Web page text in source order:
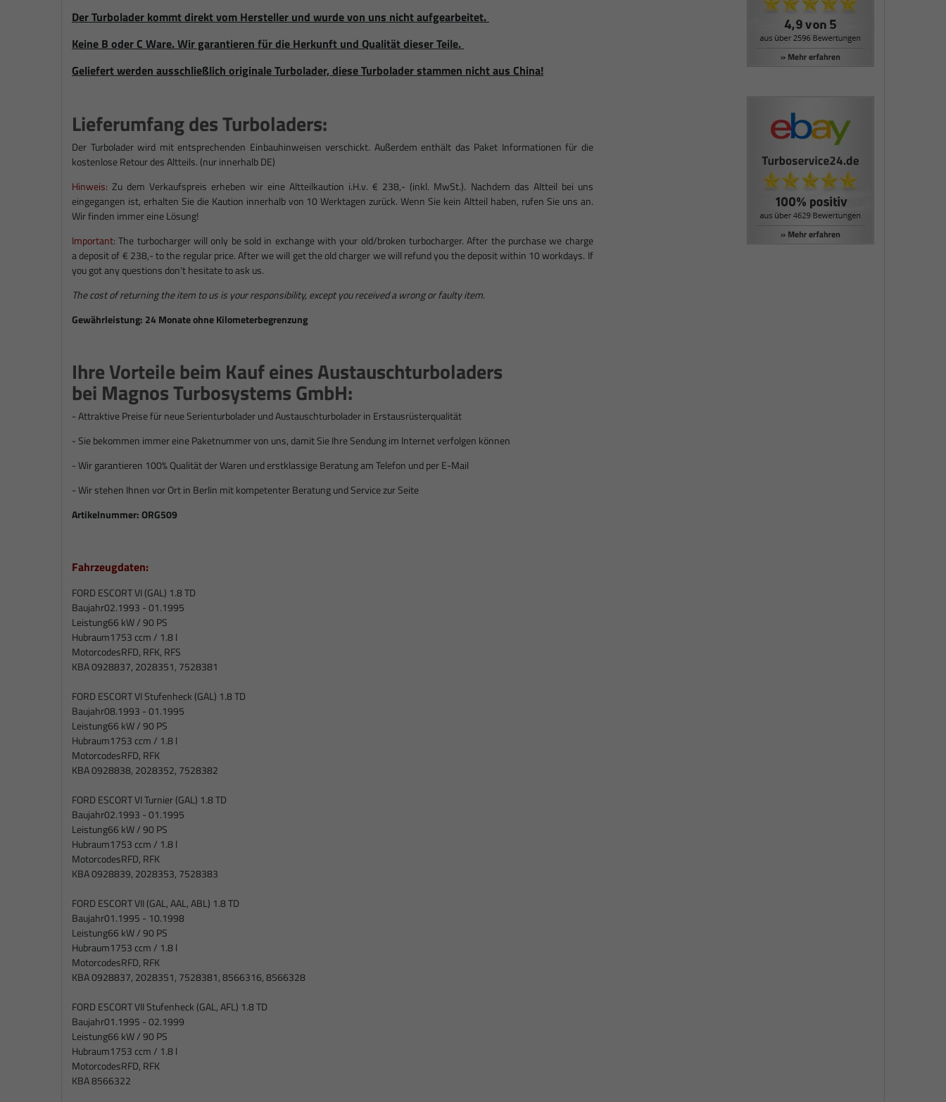
Der Turbolader kommt direkt vom Hersteller und wurde von uns nicht aufgearbeitet.
Keine B oder C Ware. Wir garantieren für die Herkunft und Qualität dieser Teile.
Geliefert werden ausschließlich originale Turbolader, diese Turbolader stammen nicht aus China!
Lieferumfang des Turboladers:
Der Turbolader wird mit entsprechenden Einbauhinweisen verschickt. Außerdem enthält das Paket Informationen für die
kostenlose Retour des Altteils. (nur innerhalb DE)
Hinweis: Zu dem Verkaufspreis erheben wir eine Altteilkaution i.H.v. € 238,- (inkl. MwSt.). Nachdem das Altteil bei uns
eingegangen ist, erhalten Sie die Kaution innerhalb von 10 Werktagen zurück. Wenn Sie kein Altteil haben, rufen Sie uns an.
Wir finden immer eine Lösung!
Important: The turbocharger will only be sold in exchange with your old/broken turbocharger. After the purchase we charge
a deposit of € 238,- to the regular price. After we will get the old charger we will refund you the deposit within 10 workdays. If
you got any questions don't hesitate to ask us.
The cost of returning the item to us is your responsibility, except you received a wrong or faulty item.
Gewährleistung: 24 Monate ohne Kilometerbegrenzung
Ihre Vorteile beim Kauf eines Austauschturboladers
bei Magnos Turbosystems GmbH:
- Attraktive Preise für neue Serienturbolader und Austauschturbolader in Erstausrüsterqualität
- Sie bekommen immer eine Paketnummer von uns, damit Sie Ihre Sendung im Internet verfolgen können
- Wir garantieren 100% Qualität der Waren und erstklassige Beratung am Telefon und per E-Mail
- Wir stehen Ihnen vor Ort in Berlin mit kompetenter Beratung und Service zur Seite
Artikelnummer:ORG509
Fahrzeugdaten:
FORD ESCORT VI (GAL) 1.8 TD
Baujahr02.1993 - 01.1995
Leistung66 kW / 90 PS
Hubraum1753 ccm / 1.8 l
MotorcodesRFD, RFK, RFS
KBA 0928837, 2028351, 7528381
FORD ESCORT VI Stufenheck (GAL) 1.8 TD
Baujahr08.1993 - 01.1995
Leistung66 kW / 90 PS
Hubraum1753 ccm / 1.8 l
MotorcodesRFD, RFK
KBA 0928838, 2028352, 7528382
FORD ESCORT VI Turnier (GAL) 1.8 TD
Baujahr02.1993 - 01.1995
Leistung66 kW / 90 PS
Hubraum1753 ccm / 1.8 l
MotorcodesRFD, RFK
KBA 0928839, 2028353, 7528383
FORD ESCORT VII (GAL, AAL, ABL) 1.8 TD
Baujahr01.1995 - 10.1998
Leistung66 kW / 90 PS
Hubraum1753 ccm / 1.8 l
MotorcodesRFD, RFK
KBA 0928837, 2028351, 7528381, 8566316, 8566328
FORD ESCORT VII Stufenheck (GAL, AFL) 1.8 TD
Baujahr01.1995 - 02.1999
Leistung66 kW / 90 PS
Hubraum1753 ccm / 1.8 l
MotorcodesRFD, RFK
KBA 8566322